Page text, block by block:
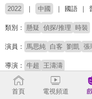
2022 中國 國語
類別： 懸疑 偵探/推理 時裝
演員： 馬思純 白客 劉凱 張
導演： 牛超 王濤濤
首頁 電視頻道